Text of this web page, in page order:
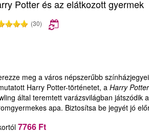
Potter és az elátkozott gyermek
(30)
meg a város népszerűbb
Harry Potter-történetet, a Harry
által teremtett varázsvilágban játszódik
apa. Biztosítsa be jegyét jó
7766 Ft